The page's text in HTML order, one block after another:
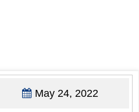
May 24, 2022